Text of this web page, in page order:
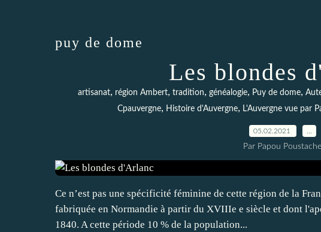
puy de dome
Les blondes
artisanat, région Ambert, tradition, généalogie, Puy de dome,
Cpauvergne, Histoire d'Auvergne, L'Auvergne vue par
05.02.2021
Par Papou Poustache
Ce n’est pas une spécificité féminine de cette région de la
fabriquée en Normandie à partir du XVIIIe e siècle et dont
1840. A cette période 10 % de la population...